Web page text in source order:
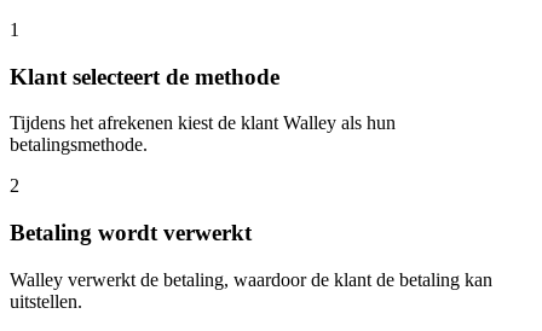
1
Klant selecteert de methode
Tijdens het afrekenen kiest de klant Walley als hun
betalingsmethode.
2
Betaling wordt verwerkt
Walley verwerkt de betaling, waardoor de klant de betaling kan
uitstellen.